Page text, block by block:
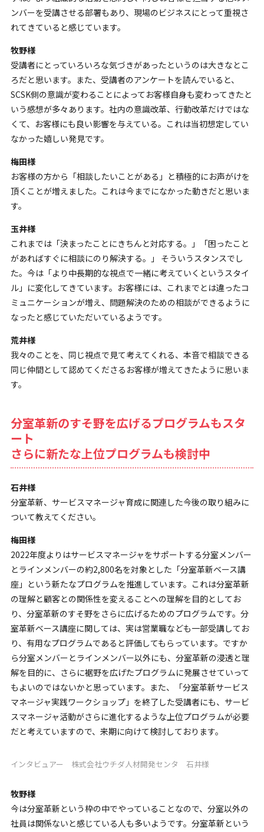
ンバーを受講させる部署もあり、現場のビジネスにとって重視さ
れてきていると感じています。
牧野様
受講者にとっていろいろな気づきがあったというのは大きなとこ
ろだと思います。また、受講者のアンケートを読んでいると、
SCSK側の意識が変わることによってお客様自身も変わってきたと
いう感想が多々あります。社内の意識改革、行動改革だけではな
くて、お客様にも良い影響を与えている。これは当初想定してい
なかった嬉しい発見です。
梅田様
お客様の方から「相談したいことがある」と積極的にお声がけを
頂くことが増えました。これは今までになかった動きだと思いま
す。
玉井様
これまでは「決まったことにきちんと対応する。」「困ったこと
があればすぐに相談にのり解決する。」 そういうスタンスでし
た。今は「より中長期的な視点で一緒に考えていくというスタイ
ル」に変化してきています。お客様には、これまでとは違ったコ
ミュニケーションが増え、問題解決のための相談ができるように
なったと感じていただいているようです。
荒井様
我々のことを、同じ視点で見て考えてくれる、本音で相談できる
同じ仲間として認めてくださるお客様が増えてきたように思いま
す。
分室革新のすそ野を広げるプログラムもスタ
ート
さらに新たな上位プログラムも検討中
石井様
分室革新、サービスマネージャ育成に関連した今後の取り組みに
ついて教えてください。
梅田様
2022年度よりはサービスマネージャをサポートする分室メンバー
とラインメンバーの約2,800名を対象とした「分室革新ベース講
座」という新たなプログラムを推進しています。これは分室革新
の理解と顧客との関係性を変えることへの理解を目的としてお
り、分室革新のすそ野をさらに広げるためのプログラムです。分
室革新ベース講座に関しては、実は営業職なども一部受講してお
り、有用なプログラムであると評価してもらっています。ですか
ら分室メンバーとラインメンバー以外にも、分室革新の浸透と理
解を目的に、さらに裾野を広げたプログラムに発展させていって
もよいのではないかと思っています。また、「分室革新サービス
マネージャ実践ワークショップ」を終了した受講者にも、サービ
スマネージャ活動がさらに進化するような上位プログラムが必要
だと考えていますので、来期に向けて検討しております。
インタビュアー 株式会社ウチダ人材開発センタ 石井様
牧野様
今は分室革新という枠の中でやっていることなので、分室以外の
社員は関係ないと感じている人も多いようです。分室革新という